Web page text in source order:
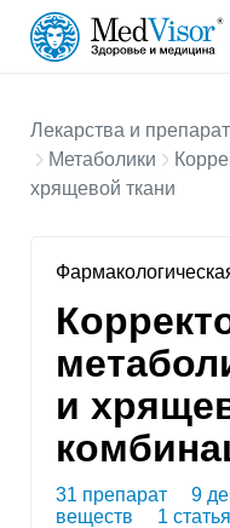
Лекарства и
Метаболики
хрящевой ткани
и
31 препарат
9
веществ
1 статья